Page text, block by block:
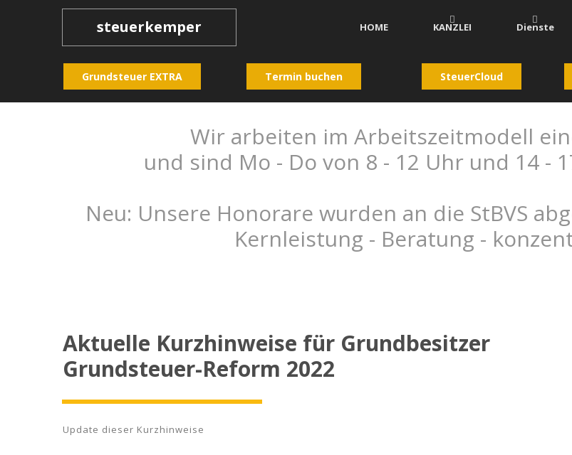
steuerkemper HOME KANZLEI Dienste
Grundsteuer EXTRA Termin buchen SteuerCloud
Wir arbeiten im Arbeitszeitmodell
und sind Mo - Do von 8 - 12 Uhr und 14 -
Neu: Unsere Honorare wurden an die StBVS
Kernleistung - Beratung -
Aktuelle Kurzhinweise für Grundbesitzer
Grundsteuer-Reform 2022
Update dieser Kurzhinweise